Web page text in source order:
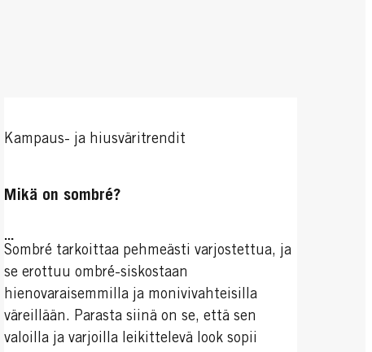
Kampaus- ja hiusväritrendit
Mikä on sombré?
...
Sombré tarkoittaa pehmeästi varjostettua, ja
se erottuu ombré-siskostaan
hienovaraisemmilla ja monivivahteisilla
väreillään. Parasta siinä on se, että sen
valoilla ja varjoilla leikittelevä look sopii